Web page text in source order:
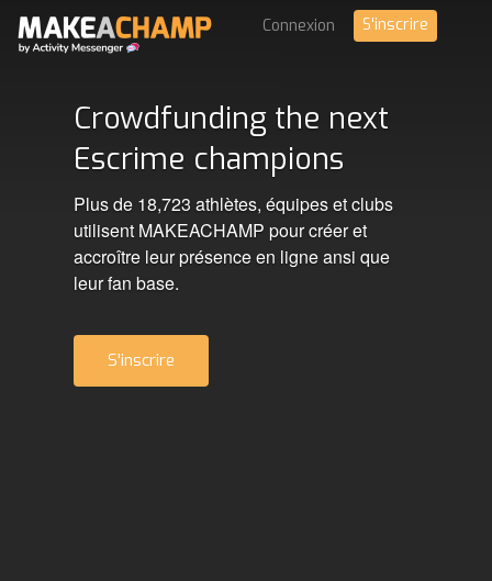
Connexion S'inscrire
Crowdfunding the next
Escrime champions
Plus de 18,723 athlètes, équipes et clubs
utilisent MAKEACHAMP pour créer et
accroître leur présence en ligne ansi que
leur fan base.
S'inscrire